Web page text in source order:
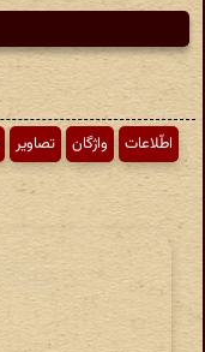
اطّلاعات واژگان تصاویر